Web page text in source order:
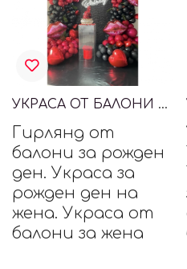
УКРАСА ОТ БАЛОНИ ЗА РОЖДЕН ДЕН НА ЖЕНА
Гирлянд от
балони за рожден
ден. Украса за
рожден ден на
жена. Украса от
балони за жена